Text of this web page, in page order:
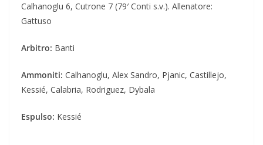
Calhanoglu 6, Cutrone 7 (79′ Conti s.v.). Allenatore:
Gattuso
Arbitro: Banti
Ammoniti: Calhanoglu, Alex Sandro, Pjanic, Castillejo,
Kessié, Calabria, Rodriguez, Dybala
Espulso: Kessié